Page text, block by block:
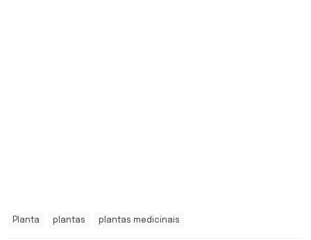
Planta plantas plantas medicinais